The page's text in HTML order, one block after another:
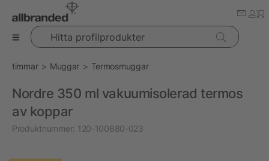
Hitta profilprodukter
timmar Muggar Termosmuggar
Nordre 350 ml vakuumisolerad termos
av koppar
Produktnummer: 120-100680-023